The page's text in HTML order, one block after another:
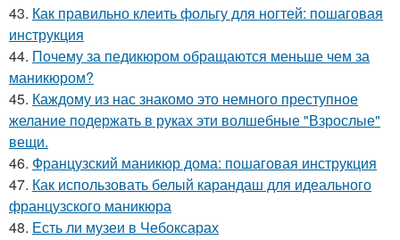
43. Как правильно клеить фольгу для ногтей: пошаговая
инструкция
44. Почему за педикюром обращаются меньше чем за
маникюром?
45. Каждому из нас знакомо это немного преступное
желание подержать в руках эти волшебные "Взрослые"
вещи.
46. Французский маникюр дома: пошаговая инструкция
47. Как использовать белый карандаш для идеального
французского маникюра
48. Есть ли музеи в Чебоксарах